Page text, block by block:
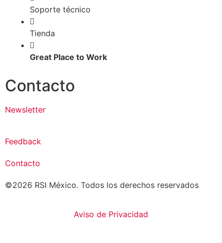
Soporte técnico
Tienda
Great Place to Work
Contacto
Newsletter
Feedback
Contacto
©2026 RSI México. Todos los derechos reservados
Aviso de Privacidad